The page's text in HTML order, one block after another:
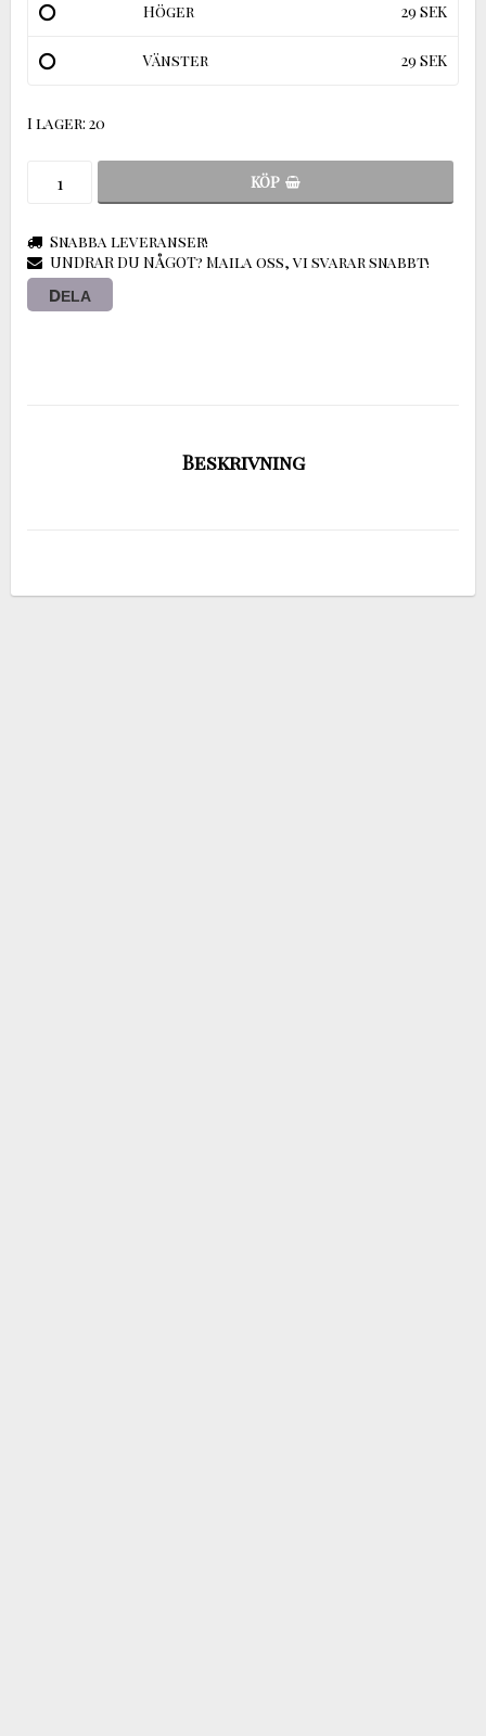
Höger 29 SEK
Vänster 29 SEK
I lager: 20
KÖP
Snabba leveranser!
UNDRAR DU NÅGOT? Maila oss, vi svarar snabbt!
DELA
Beskrivning